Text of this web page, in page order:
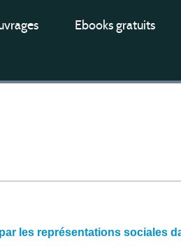
Ebooks gratuits
les représentations sociales